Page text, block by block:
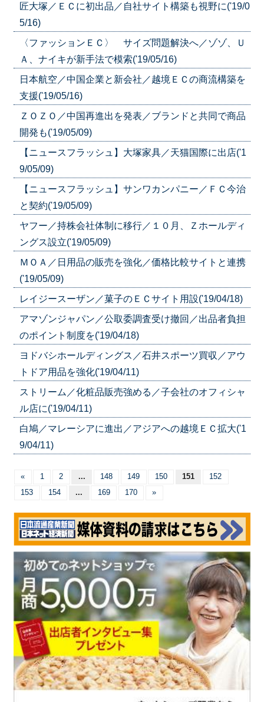
匠大塚／ＥＣに初出品／自社サイト構築も視野に('19/0
5/16)
〈ファッションＥＣ〉 サイズ問題解決へ／ゾゾ、Ｕ
Ａ、ナイキが新手法で模索('19/05/16)
日本航空／中国企業と新会社／越境ＥＣの商流構築を
支援('19/05/16)
ＺＯＺＯ／中国再進出を発表／ブランドと共同で商品
開発も('19/05/09)
【ニュースフラッシュ】大塚家具／天猫国際に出店('1
9/05/09)
【ニュースフラッシュ】サンワカンパニー／ＦＣ今治
と契約('19/05/09)
ヤフー／持株会社体制に移行／１０月、Ｚホールディ
ングス設立('19/05/09)
ＭＯＡ／日用品の販売を強化／価格比較サイトと連携
('19/05/09)
レイジースーザン／菓子のＥＣサイト用設('19/04/18)
アマゾンジャパン／公取委調査受け撤回／出品者負担
のポイント制度を('19/04/18)
ヨドバシホールディングス／石井スポーツ買収／アウ
トドア用品を強化('19/04/11)
ストリーム／化粧品販売強める／子会社のオフィシャ
ル店に('19/04/11)
白鳩／マレーシアに進出／アジアへの越境ＥＣ拡大('1
9/04/11)
« 1 2 ... 148 149 150 151
152
153
154 ... 169 170 »